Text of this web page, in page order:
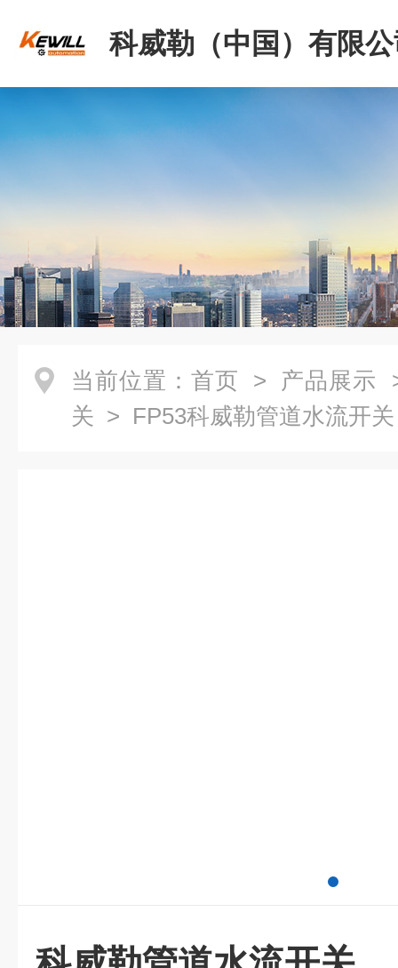
科威勒（中国）有限
当前位置： 首页 > 产品展示
关 > FP53科威勒管道水流开关